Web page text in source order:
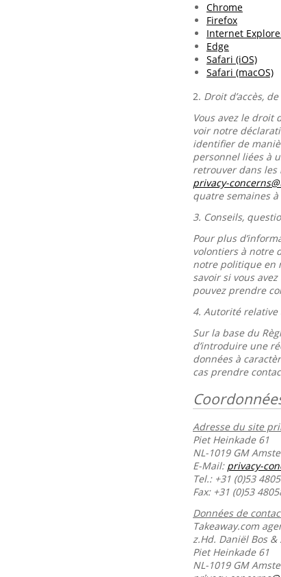
Chrome
Firefox
Internet
Edge
Safari (iOS)
Safari (macOS)
2. Droit d’accès,
Vous avez le droit
voir notre
identifier de
personnel liées à
retrouver dans les
privacy-
quatre semaines
3. Conseils,
Pour plus
volontiers à notre
notre politique en
savoir si vous
pouvez prendre
4. Autorité relative
Sur la base du
d’introduire une
données à
cas prendre
Adresse du site
Piet Heinkade 61
NL-1019 GM
E-Mail: privacy-
Tel.: +31 (0)53
Fax: +31 (0)53
Données de
Takeaway.com
z.Hd. Daniël Bos &
Piet Heinkade 61
NL-1019 GM